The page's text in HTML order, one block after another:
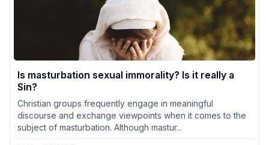
Is masturbation sexual immorality? Is it really a
Sin?
Christian groups frequently engage in meaningful
discourse and exchange viewpoints when it comes to the
subject of masturbation. Although mastur...